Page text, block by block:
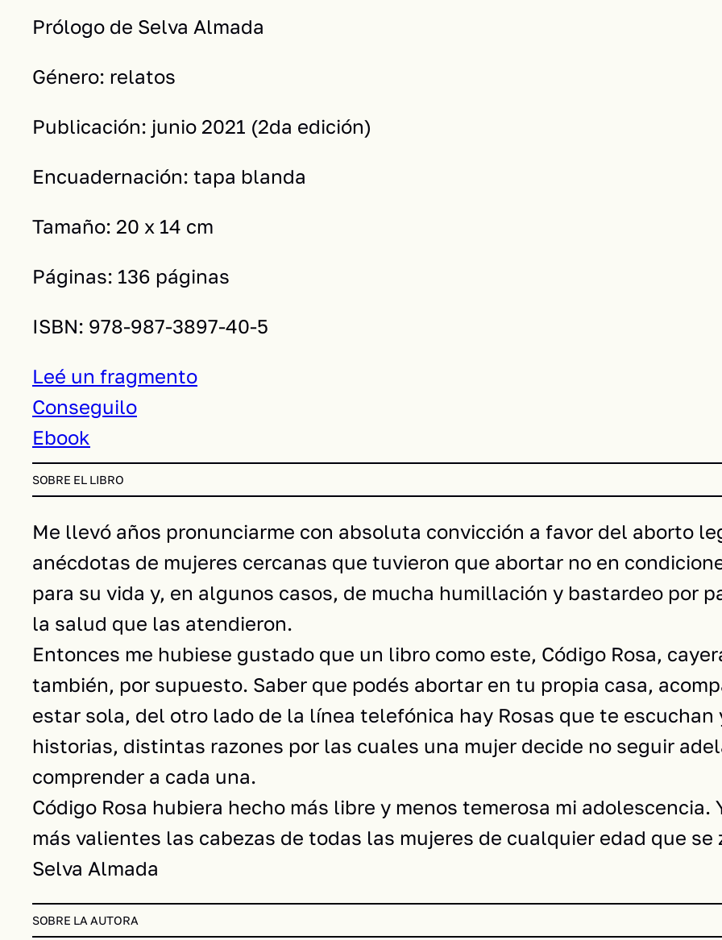
Prólogo de Selva Almada
Género: relatos
Publicación: junio 2021 (2da edición)
Encuadernación: tapa blanda
Tamaño: 20 x 14 cm
Páginas: 136 páginas
ISBN: 978-987-3897-40-5
Leé un fragmento
Conseguilo
Ebook
SOBRE EL LIBRO
Me llevó años pronunciarme con absoluta convicción a favor del aborto
anécdotas de mujeres cercanas que tuvieron que abortar no en
para su vida y, en algunos casos, de mucha humillación y bastardeo por
la salud que las atendieron.
Entonces me hubiese gustado que un libro como este, Código Rosa,
también, por supuesto. Saber que podés abortar en tu propia casa,
estar sola, del otro lado de la línea telefónica hay Rosas que te
historias, distintas razones por las cuales una mujer decide no seguir
comprender a cada una.
Código Rosa hubiera hecho más libre y menos temerosa mi
más valientes las cabezas de todas las mujeres de cualquier edad que
Selva Almada
SOBRE LA AUTORA